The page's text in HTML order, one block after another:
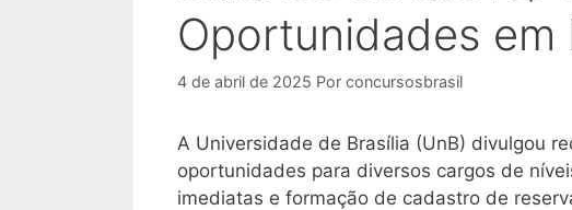
Oportunidades em
4 de abril de 2025 Por concursosbrasil
A Universidade de Brasília (UnB) divulgou
oportunidades para diversos cargos de
imediatas e formação de cadastro de